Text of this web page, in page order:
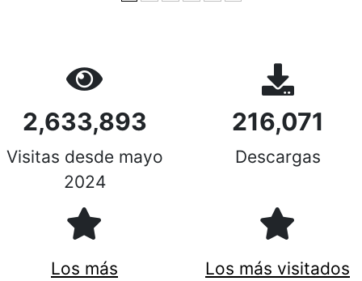
2,633,893
Visitas desde mayo
2024
216,071
Descargas
Los más
Los más visitados